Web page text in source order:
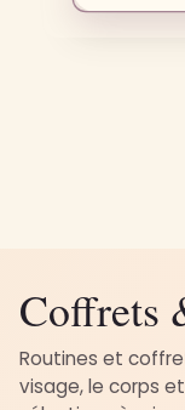
Coffrets
Routines et
visage, le corps